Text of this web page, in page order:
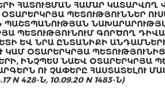
ՀԱՏՈՒՑՄԱՆ ՀԱՄԱՐ ԿԱՏԱՐՎՈՂ
ՕՏԱՐԵՐԿՐՅԱ ՊԵՏՈՒԹՅՈՒՆՆԵՐ
ՊԵՏՈՒԹՅՈՒՆՈՒՄ ԳՈՐԾՈՂ
ԵՎ ՆՐԱ ԸՆՏԱՆԻՔԻ
ԿԱՄ ՕՏԱՐԵՐԿՐՅԱ
ԻՆՉՊԵՍ ՆԱԵՎ ՕՏԱՐԵՐԿՐՅԱ
ՈՒ ՉԱՓԵՐԸ ՀԱՍՏԱՏԵԼՈՒ
N 428-Ն, 10.09.20 N 1483-Ն)